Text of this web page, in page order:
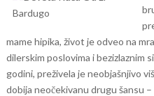
mame hipika, život je odveo na
dilerskim poslovima i bezizlaznim
godini, preživela je neobjašnjivo
dobija neočekivanu drugu šansu